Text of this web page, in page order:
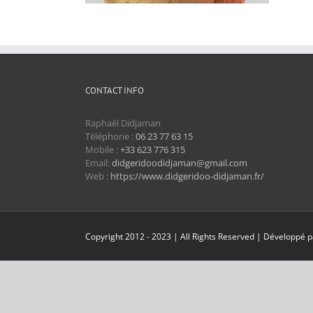
CONTACT INFO
Raphaël Didjaman
Téléphone :06 23 77 63 15
Mobile :+33 623 776 315
Email:didgeridoodidjaman@gmail.com
Web : https://www.didgeridoo-didjaman.fr/
Copyright 2012 - 2023 | All Rights Reserved | Développé